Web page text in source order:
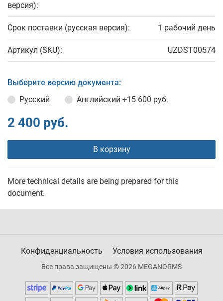
версия):
Срок поставки (русская версия): 1 рабочий день
Артикул (SKU): UZDST00574
Выберите версию документа:
Русский
Английский +15 600 руб.
2 400 руб.
В корзину
More technical details are being prepared for this
document.
Конфиденциальность Условия использования
Все права защищены © 2026 MEGANORMS